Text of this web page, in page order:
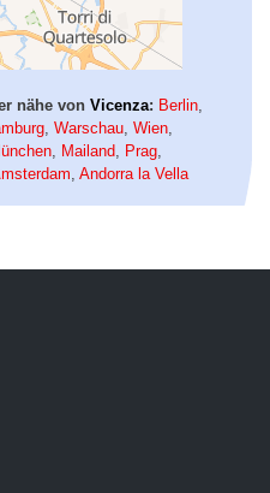
nähe von Vicenza: Berlin
Warschau Wien
Mailand Prag
Andorra la Vella